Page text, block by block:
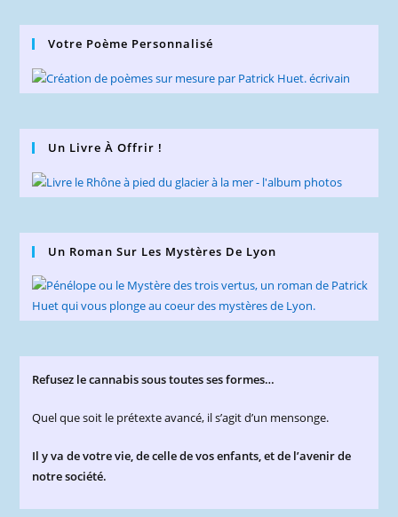
Votre Poème Personnalisé
Un Livre À Offrir !
Un Roman Sur Les Mystères De Lyon
Refusez le cannabis sous toutes ses formes…
Quel que soit le prétexte avancé, il s’agit d’un mensonge.
Il y va de votre vie, de celle de vos enfants, et de l’avenir de
notre société.